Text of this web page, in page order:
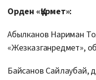
Орден «Құрмет»:
Абылканов Нариман
«Жезказганредмет»,
Байсанов Сайлаубай,